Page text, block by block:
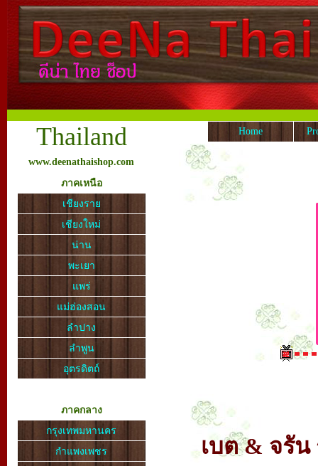
Thailand
www.deenathaishop.com
ภาคเหนือ
เชียงราย
เชียงใหม่
น่าน
พะเยา
แพร่
แม่ฮ่องสอน
ลำปาง
ลำพูน
อุตรดิตถ์
ภาคกลาง
กรุงเทพมหานคร
กำแพงเพชร
Home
เบต & จรั